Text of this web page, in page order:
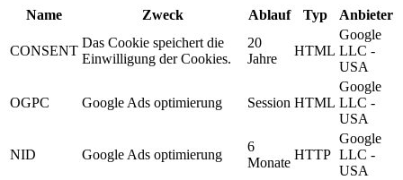
Name Zweck Ablauf Typ Anbieter
CONSENT
Das Cookie speichert die
Einwilligung der Cookies.
20
Jahre
HTML
Google
LLC -
USA
OGPC Google Ads optimierung Session HTML
Google
LLC -
USA
NID Google Ads optimierung
6
Monate
HTTP
Google
LLC -
USA